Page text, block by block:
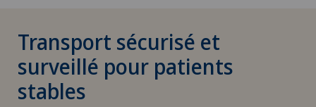
Transport sécurisé et
surveillé pour patients
stables